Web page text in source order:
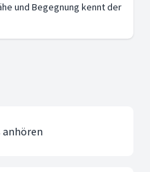
und Begegnung kennt der
anhören